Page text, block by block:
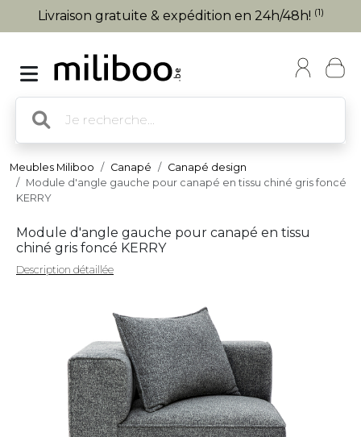
Livraison gratuite & expédition en 24h/48h! (1)
Meubles Miliboo Canapé
Canapé design
Module d'angle gauche pour canapé en tissu chiné gris foncé
KERRY
Module d'angle gauche pour canapé en tissu
chiné gris foncé KERRY
Description détaillée